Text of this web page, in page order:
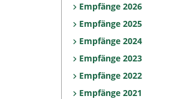
Empfänge 2026
Empfänge 2025
Empfänge 2024
Empfänge 2023
Empfänge 2022
Empfänge 2021